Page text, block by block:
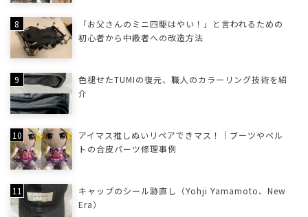
「お父さんのミニ四駆はやい！」と言われるための
初心者から中級者への改造方法
色褪せたTUMIの復元、職人のカラーリング技術を紹
介
アイマス推しぬいリペアできマス！｜ブーツやベル
トの合皮パーツ修理事例
キャップのシール跡直し（Yohji Yamamoto、New
Era）